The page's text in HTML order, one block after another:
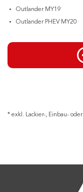
Outlander MY19
Outlander PHEV MY20
* exkl. Lackier-, Einbau-